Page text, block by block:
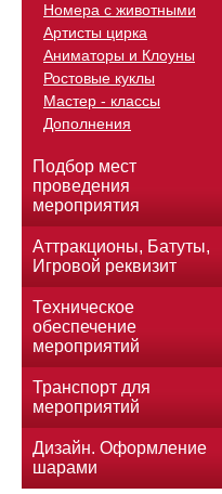
Номера с животными
Артисты цирка
Аниматоры и Клоуны
Ростовые куклы
Мастер - классы
Дополнения
Подбор мест
проведения
мероприятия
Аттракционы, Батуты,
Игровой реквизит
Техническое
обеспечение
мероприятий
Транспорт для
мероприятий
Дизайн. Оформление
шарами